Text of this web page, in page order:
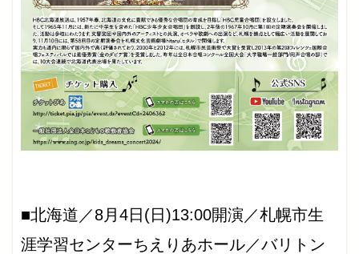
■北海道／8月4日(日)13:00開演／札幌市生
涯学習センターちえりあホール／バリトン